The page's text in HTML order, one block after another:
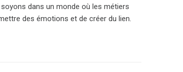
dans un monde où les métiers
des émotions et de créer du lien.